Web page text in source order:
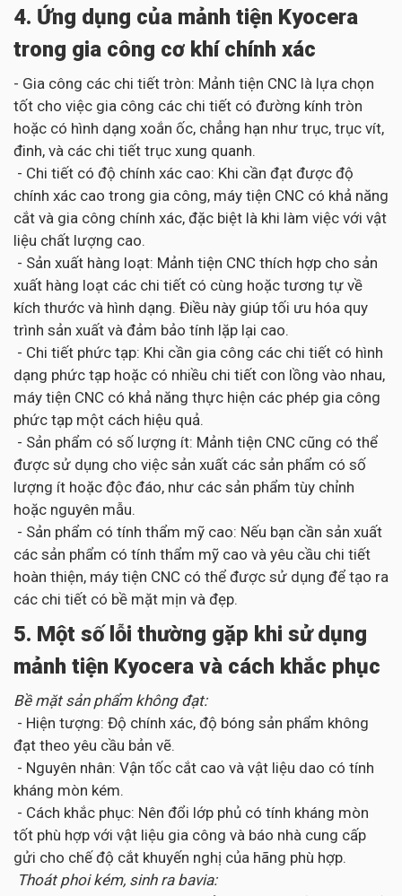
4. Ứng dụng của mảnh tiện Kyocera
trong gia công cơ khí chính xác
- Gia công các chi tiết tròn: Mảnh tiện CNC là lựa chọn
tốt cho việc gia công các chi tiết có đường kính tròn
hoặc có hình dạng xoắn ốc, chẳng hạn như trục, trục vít,
đinh, và các chi tiết trục xung quanh.
- Chi tiết có độ chính xác cao: Khi cần đạt được độ
chính xác cao trong gia công, máy tiện CNC có khả năng
cắt và gia công chính xác, đặc biệt là khi làm việc với vật
liệu chất lượng cao.
- Sản xuất hàng loạt: Mảnh tiện CNC thích hợp cho sản
xuất hàng loạt các chi tiết có cùng hoặc tương tự về
kích thước và hình dạng. Điều này giúp tối ưu hóa quy
trình sản xuất và đảm bảo tính lặp lại cao.
- Chi tiết phức tạp: Khi cần gia công các chi tiết có hình
dạng phức tạp hoặc có nhiều chi tiết con lồng vào nhau,
máy tiện CNC có khả năng thực hiện các phép gia công
phức tạp một cách hiệu quả.
- Sản phẩm có số lượng ít: Mảnh tiện CNC cũng có thể
được sử dụng cho việc sản xuất các sản phẩm có số
lượng ít hoặc độc đáo, như các sản phẩm tùy chỉnh
hoặc nguyên mẫu.
- Sản phẩm có tính thẩm mỹ cao: Nếu bạn cần sản xuất
các sản phẩm có tính thẩm mỹ cao và yêu cầu chi tiết
hoàn thiện, máy tiện CNC có thể được sử dụng để tạo ra
các chi tiết có bề mặt mịn và đẹp.
5. Một số lỗi thường gặp khi sử dụng
mảnh tiện Kyocera và cách khắc phục
Bề mặt sản phẩm không đạt:
- Hiện tượng: Độ chính xác, độ bóng sản phẩm không
đạt theo yêu cầu bản vẽ.
- Nguyên nhân: Vận tốc cắt cao và vật liệu dao có tính
kháng mòn kém.
- Cách khắc phục: Nên đổi lớp phủ có tính kháng mòn
tốt phù hợp với vật liệu gia công và báo nhà cung cấp
gửi cho chế độ cắt khuyến nghị của hãng phù hợp.
Thoát phoi kém, sinh ra bavia: